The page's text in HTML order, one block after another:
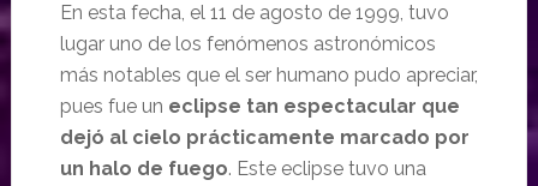
En esta fecha, el 11 de agosto de 1999, tuvo
lugar uno de los fenómenos astronómicos
más notables que el ser humano pudo apreciar,
pues fue un eclipse tan espectacular que
dejó al cielo prácticamente marcado por
un halo de fuego. Este eclipse tuvo una